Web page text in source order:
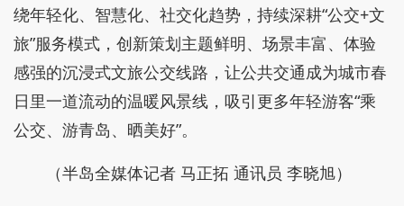
绕年轻化、智慧化、社交化趋势，持续深耕“公交+文
旅”服务模式，创新策划主题鲜明、场景丰富、体验
感强的沉浸式文旅公交线路，让公共交通成为城市春
日里一道流动的温暖风景线，吸引更多年轻游客“乘
公交、游青岛、晒美好”。
（半岛全媒体记者 马正拓 通讯员 李晓旭）